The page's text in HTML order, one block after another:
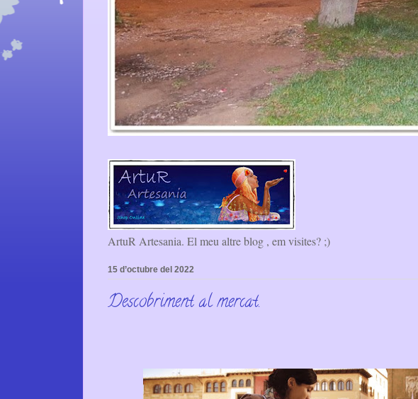
ArtuR Artesania. El meu altre blog , em visites? ;)
15 d’octubre del 2022
Descobriment al mercat.